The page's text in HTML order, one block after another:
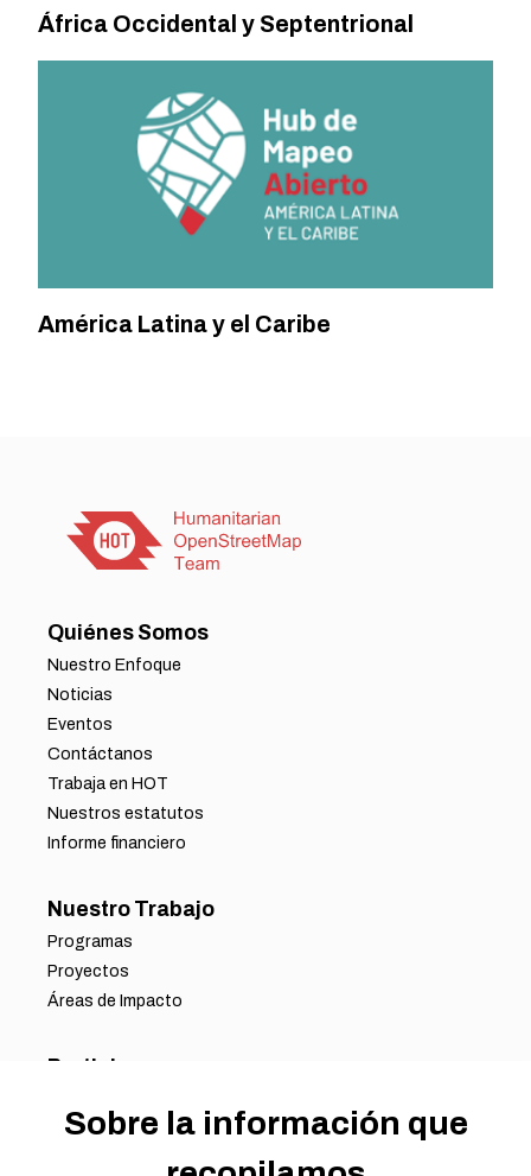
África Occidental y Septentrional
América Latina y el Caribe
Quiénes Somos
Nuestro Enfoque
Noticias
Eventos
Contáctanos
Trabaja en HOT
Nuestros estatutos
Informe financiero
Nuestro Trabajo
Programas
Proyectos
Áreas de Impacto
Participa
Oportunidades Laborales
Oportunidades de Voluntariado
Sobre la información que